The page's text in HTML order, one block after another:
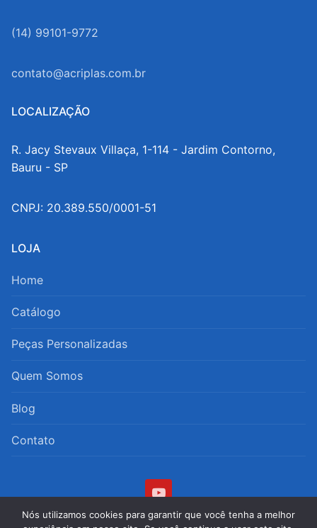
(14) 99101-9772
contato@acriplas.com.br
LOCALIZAÇÃO
R. Jacy Stevaux Villaça, 1-114 - Jardim Contorno,
Bauru - SP
CNPJ: 20.389.550/0001-51
LOJA
Home
Catálogo
Peças Personalizadas
Quem Somos
Blog
Contato
Nós utilizamos cookies para garantir que você tenha a melhor